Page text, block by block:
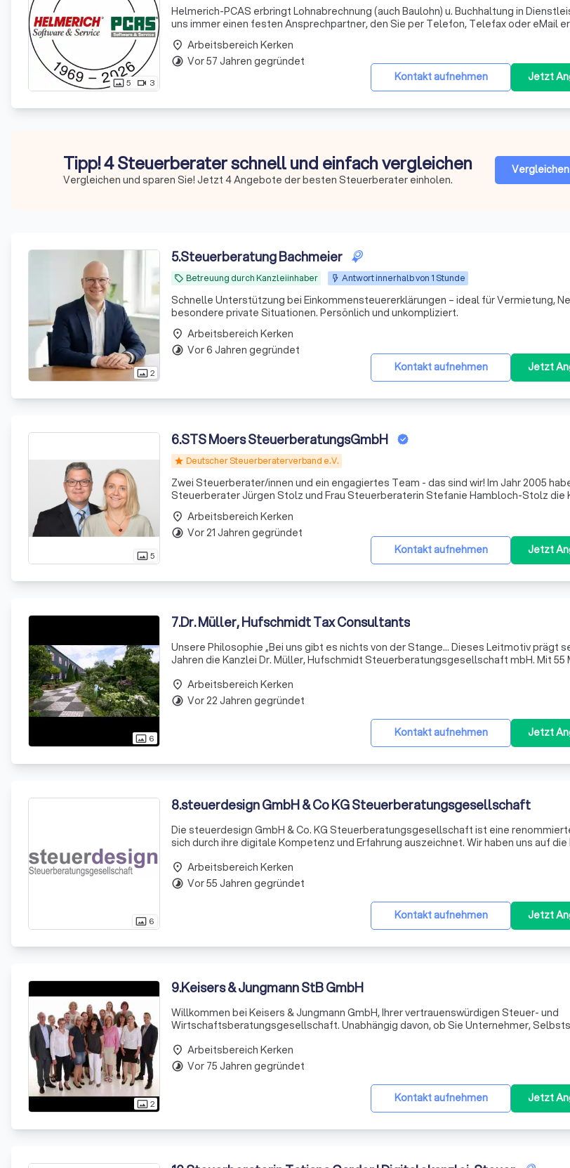
photo_size_select_actual5 videocam 3
Helmerich-PCAS erbringt Lohnabrechnung (auch Baulohn) u. Buchhaltung in Dienstleistung. Sie
uns immer einen festen Ansprechpartner, den Sie per Telefon, Telefax oder eMail
Kontakt aufnehmen Jetzt
place Arbeitsbereich Kerken
timelapse Vor 57 Jahren gegründet
Tipp! 4 Steuerberater schnell und einfach vergleichen
Vergleichen und sparen Sie! Jetzt 4 Angebote der besten Steuerberater einholen.
photo_size_select_actual2
5.Steuerberatung Bachmeier
local_offer Betreuung durch Kanzleiinhaber Antwort innerhalb von 1 Stunde
Schnelle Unterstützung bei Einkommensteuererklärungen – ideal für Vermietung,
besondere private Situationen. Persönlich und unkompliziert.
Kontakt aufnehmen Jetzt
place Arbeitsbereich Kerken
timelapse Vor 6 Jahren gegründet
photo_size_select_actual5
6.STS Moers SteuerberatungsGmbH
star Deutscher Steuerberaterverband e.V.
Zwei Steuerberater/innen und ein engagiertes Team - das sind wir! Im Jahr 2005
Steuerberater Jürgen Stolz und Frau Steuerberaterin Stefanie Hambloch-Stolz die
übernommen. Mittlerweile sind wir in einem Team von zwei Steuerberatern, vier
Steuerfachangestellten- wovon zwei
Kontakt aufnehmen Jetzt
place Arbeitsbereich Kerken
timelapse Vor 21 Jahren gegründet
photo_size_select_actual 6
7.Dr. Müller, Hufschmidt Tax Consultants
Unsere Philosophie „Bei uns gibt es nichts von der Stange... Dieses Leitmotiv prägt seit mehr als 40
Jahren die Kanzlei Dr. Müller, Hufschmidt Steuerberatungsgesellschaft mbH. Mit 55
Kontakt aufnehmen Jetzt
place Arbeitsbereich Kerken
timelapse Vor 22 Jahren gegründet
photo_size_select_actual 6
8.steuerdesign GmbH & Co KG Steuerberatungsgesellschaft
Die steuerdesign GmbH & Co. KG Steuerberatungsgesellschaft ist eine
sich durch ihre digitale Kompetenz und Erfahrung auszeichnet. Wir haben uns auf
Kontakt aufnehmen Jetzt
place Arbeitsbereich Kerken
timelapse Vor 55 Jahren gegründet
photo_size_select_actual2
9.Keisers & Jungmann StB GmbH
Willkommen bei Keisers & Jungmann GmbH, Ihrer vertrauenswürdigen Steuer- und
Wirtschaftsberatungsgesellschaft. Unabhängig davon, ob Sie Unternehmer,
die auf gegenseitigem Vertrauen bas
Kontakt aufnehmen Jetzt
place Arbeitsbereich Kerken
timelapse Vor 75 Jahren gegründet